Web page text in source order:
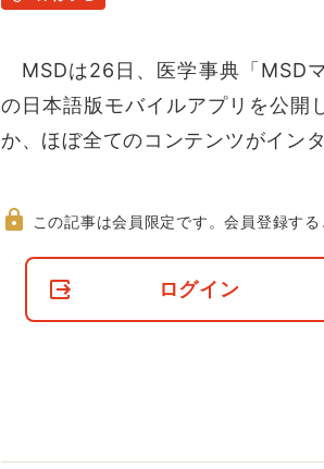
MSDは26日、医学事典「MSD
の日本語版モバイルアプリを公開
か、ほぼ全てのコンテンツがイン
て
この記事は会員限定です。会員登録する
ログイン